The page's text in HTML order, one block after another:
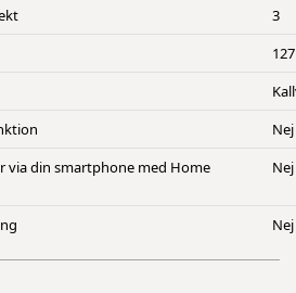
3
127
Nej
via din smartphone med Home
Nej
Nej